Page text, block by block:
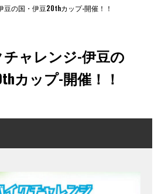
豆の国・伊豆20thカップ-開催！！
ャレンジ-伊豆の
カップ-開催！！